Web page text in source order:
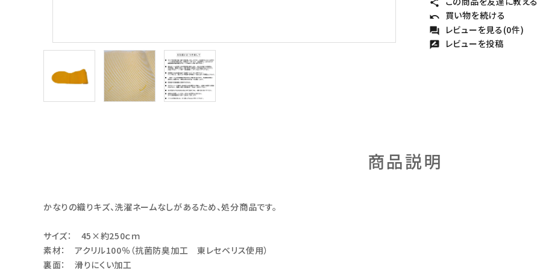
share
undo 買い物を続ける
forum レビューを見る(0件)
rate_review レビューを投稿
商品説明
かなりの織りキズ、洗濯ネームなしがあるため、処分商品です。
サイズ： 45×約250ｃｍ
素材： アクリル100％（抗菌防臭加工 東レセベリス使用）
裏面： 滑りにくい加工